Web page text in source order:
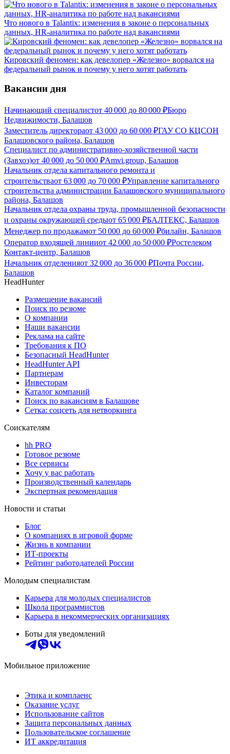
Что нового в Talantix: изменения в законе о персональных
данных, HR-аналитика по работе над вакансиями
Кировский феномен: как девелопер «Железно» ворвался на
федеральный рынок и почему у него хотят работать
Вакансии дня
Начинающий специалистот 40 000 до 80 000 ₽Бюро
Недвижимости, Балашов
Заместитель директораот 43 000 до 60 000 ₽ГАУ СО КЦСОН
Балашовского района, Балашов
Специалист по административно-хозяйственной части
(Завхоз)от 40 000 до 50 000 ₽Amvi.group, Балашов
Начальник отдела капитального ремонта и
строительстваот 63 000 до 70 000 ₽Управление капитального
строительства администрации Балашовского муниципального
района, Балашов
Начальник отдела охраны труда, промышленной безопасности
и охраны окружающей средыот 65 000 ₽БАЛТЕКС, Балашов
Менеджер по продажамот 50 000 до 60 000 ₽билайн, Балашов
Оператор входящей линииот 42 000 до 50 000 ₽Ростелеком
Контакт-центр, Балашов
Начальник отделенияот 32 000 до 36 000 ₽Почта России,
Балашов
HeadHunter
Размещение вакансий
Поиск по резюме
О компании
Наши вакансии
Реклама на сайте
Требования к ПО
Безопасный HeadHunter
HeadHunter API
Партнерам
Инвесторам
Каталог компаний
Поиск по вакансиям в Балашове
Сетка: соцсеть для нетворкинга
Соискателям
hh PRO
Готовое резюме
Все сервисы
Хочу у вас работать
Производственный календарь
Экспертная рекомендация
Новости и статьи
Блог
О компаниях в игровой форме
Жизнь в компании
ИТ-проекты
Рейтинг работодателей России
Молодым специалистам
Карьера для молодых специалистов
Школа программистов
Карьера в некоммерческих организациях
Боты для уведомлений
Мобильное приложение
Этика и комплаенс
Оказание услуг
Использование сайтов
Защита персональных данных
Пользовательское соглашение
ИТ аккредитация